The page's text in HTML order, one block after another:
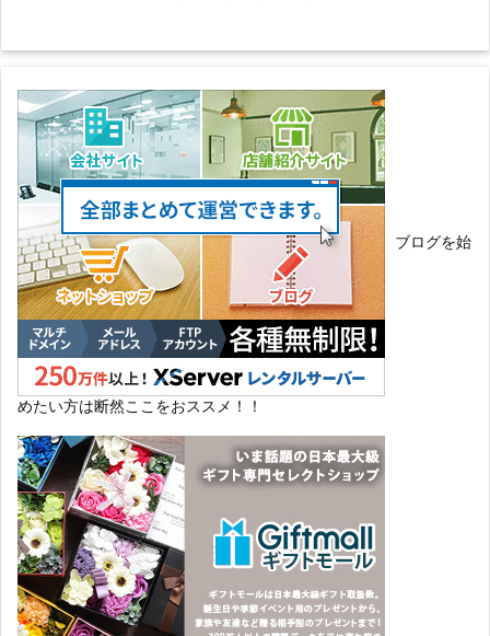
ブログを始
めたい方は断然ここをおススメ！！